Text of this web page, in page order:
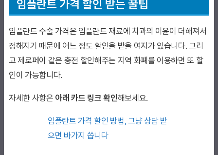
임플란트 가격 할인 받는 꿀팁
임플란트 수술 가격은 임플란트 재료에 치과의 이윤이 더해져서
정해지기 때문에 어느 정도 할인을 받을 여지가 있습니다. 그리
고 제로페이 같은 충전 할인해주는 지역 화폐를 이용하면 또 할
인이 가능합니다.
자세한 사항은 아래 카드 링크 확인해보세요.
임플란트 가격 할인 방법, 그냥 상담 받
으면 바가지 씁니다